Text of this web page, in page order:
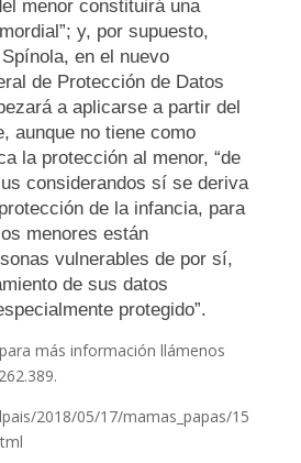
menor constituirá una
y, por supuesto,
en el nuevo
de Protección de Datos
a aplicarse a partir del
aunque no tiene como
la protección al menor, “de
considerandos sí se deriva
de la infancia, para
menores están
vulnerables de por sí,
de sus datos
protegido”.
más información llámenos
2018/05/17/mamas_papas/15